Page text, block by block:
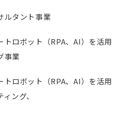
ト事業
ト（RPA、AI）を活用
事業
ト（RPA、AI）を活用
ング、